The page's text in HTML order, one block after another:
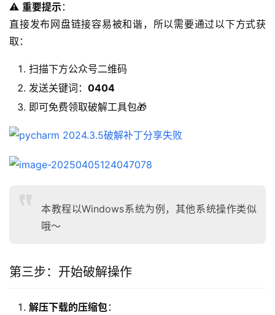
⚠️ 重要提示：
直接发布网盘链接容易被和谐，所以需要通过以下方式获
取：
扫描下方公众号二维码
发送关键词： 0404
即可免费领取破解工具包🎁
本教程以Windows系统为例，其他系统操作类似
哦～
第三步：开始破解操作
解压下载的压缩包：